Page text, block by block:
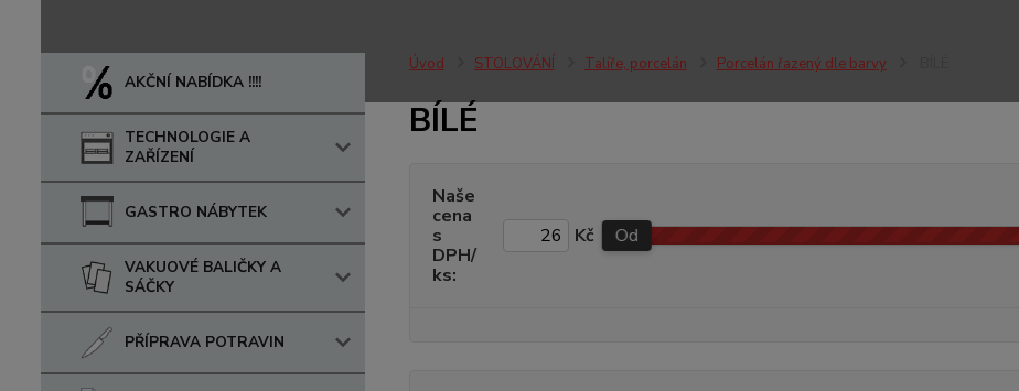
AKČNÍ NABÍDKA !!!!
TECHNOLOGIE A
ZAŘÍZENÍ
GASTRO NÁBYTEK
VAKUOVÉ BALIČKY A
SÁČKY
PŘÍPRAVA POTRAVIN
Úvod STOLOVÁNÍ Talíře, porcelán Porcelán řazený dle barvy
BÍLÉ
Naše
cena
s
DPH/
ks:
Kč Od